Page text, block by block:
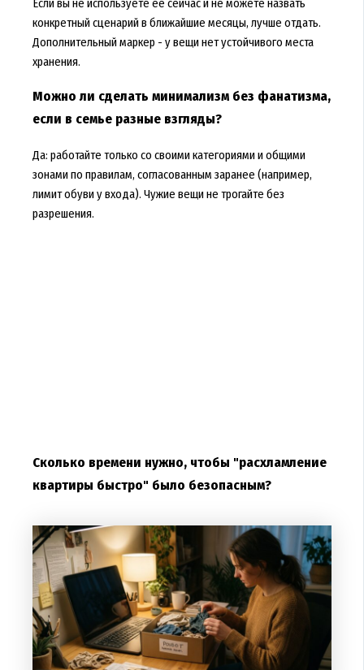
Если вы не используете её сейчас и не можете назвать
конкретный сценарий в ближайшие месяцы, лучше отдать.
Дополнительный маркер - у вещи нет устойчивого места
хранения.
Можно ли сделать минимализм без фанатизма,
если в семье разные взгляды?
Да: работайте только со своими категориями и общими
зонами по правилам, согласованным заранее (например,
лимит обуви у входа). Чужие вещи не трогайте без
разрешения.
Сколько времени нужно, чтобы "расхламление
квартиры быстро" было безопасным?